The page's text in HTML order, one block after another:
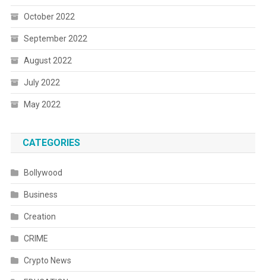
October 2022
September 2022
August 2022
July 2022
May 2022
CATEGORIES
Bollywood
Business
Creation
CRIME
Crypto News